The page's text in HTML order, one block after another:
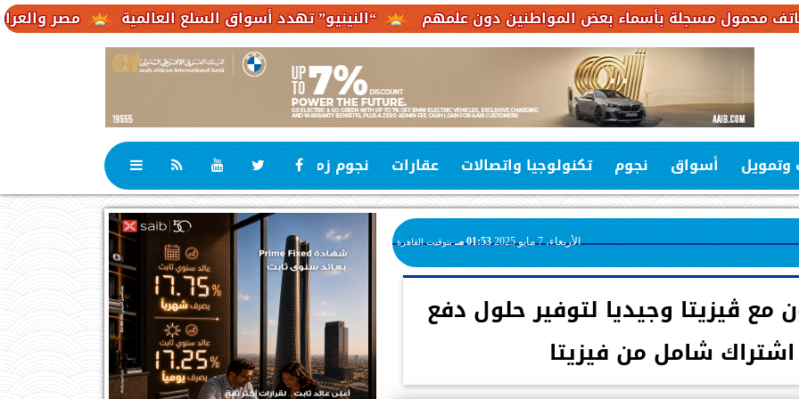
مصر والعراق يبحثان “النينيو” تهدد أسواق السلع العالمية بأسماء بعض المواطنين دون علمهم
وتمويل أسواق نجوم تكنولوجيا واتصالات عقارات نجوم زمان رياضة
الأربعاء، 7 مايو 2025 01:53 مـ بتوقيت القاهرة
مع ڤيزيتا وجيديا لتوفير حلول دفع
شامل من فيزيتا